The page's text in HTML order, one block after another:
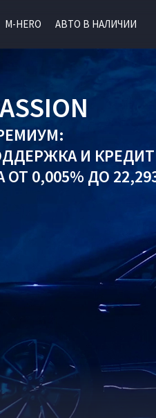
M-HERO АВТО В НАЛИЧИИ
И КРЕДИТ
0,005% ДО